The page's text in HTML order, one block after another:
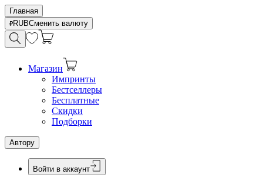
Главная
RUBСменить валюту
Магазин
Импринты
Бестселлеры
Бесплатные
Скидки
Подборки
Автору
Войти в аккаунт